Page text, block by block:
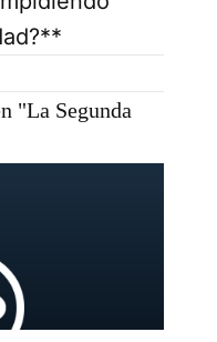
"La Segunda